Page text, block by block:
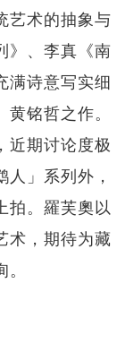
艺术的抽象与
》、李真《南
满诗意写实细
铭哲之作。
近期讨论度极
」系列外，
拍。羅芙奧以
术，期待为藏